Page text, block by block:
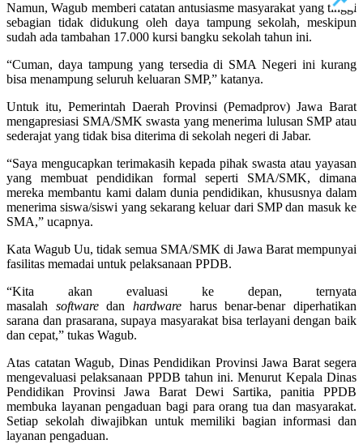
Namun, Wagub memberi catatan antusiasme masyarakat yang tinggi
sebagian tidak didukung oleh daya tampung sekolah, meskipun
sudah ada tambahan 17.000 kursi bangku sekolah tahun ini.
“Cuman, daya tampung yang tersedia di SMA Negeri ini kurang
bisa menampung seluruh keluaran SMP,” katanya.
Untuk itu, Pemerintah Daerah Provinsi (Pemadprov) Jawa Barat
mengapresiasi SMA/SMK swasta yang menerima lulusan SMP atau
sederajat yang tidak bisa diterima di sekolah negeri di Jabar.
“Saya mengucapkan terimakasih kepada pihak swasta atau yayasan
yang membuat pendidikan formal seperti SMA/SMK, dimana
mereka membantu kami dalam dunia pendidikan, khususnya dalam
menerima siswa/siswi yang sekarang keluar dari SMP dan masuk ke
SMA,” ucapnya.
Kata Wagub Uu, tidak semua SMA/SMK di Jawa Barat mempunyai
fasilitas memadai untuk pelaksanaan PPDB.
“Kita akan evaluasi ke depan, ternyata
masalah softwaredanhardware harus benar-benar diperhatikan
sarana dan prasarana, supaya masyarakat bisa terlayani dengan baik
dan cepat,” tukas Wagub.
Atas catatan Wagub, Dinas Pendidikan Provinsi Jawa Barat segera
mengevaluasi pelaksanaan PPDB tahun ini. Menurut Kepala Dinas
Pendidikan Provinsi Jawa Barat Dewi Sartika, panitia PPDB
membuka layanan pengaduan bagi para orang tua dan masyarakat.
Setiap sekolah diwajibkan untuk memiliki bagian informasi dan
layanan pengaduan.